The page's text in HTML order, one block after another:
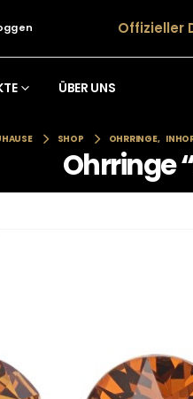
Offizieller
ÜBER UNS
SHOP OHRRINGE,
Ohrringe